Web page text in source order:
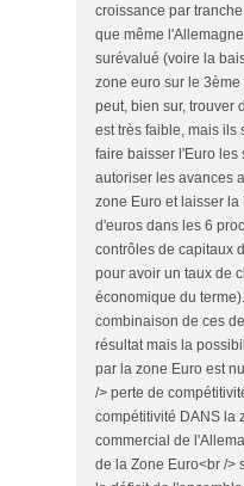
croissance par
que même
surévalué (voire la
zone euro sur le 3ème
peut, bien sur, trouver
est très faible, mais ils
faire baisser l'Euro les
autoriser les avances
zone Euro et laisser
d'euros dans les 6
contrôles de capitaux
pour avoir un taux de
économique du
combinaison de ces
résultat mais la
par la zone Euro est
/> perte de
compétitivité DANS la
commercial de
de la Zone Euro<br />